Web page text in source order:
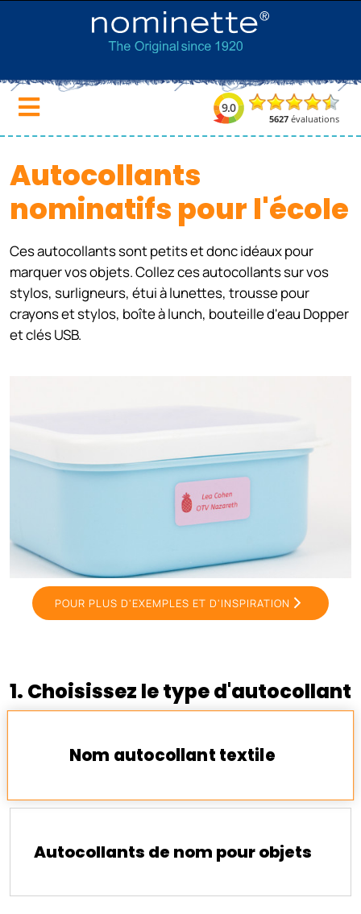
Autocollants
nominatifs pour l'école
Ces autocollants sont petits et donc idéaux pour
marquer vos objets. Collez ces autocollants sur vos
stylos, surligneurs, étui à lunettes, trousse pour
crayons et stylos, boîte à lunch, bouteille d'eau Dopper
et clés USB.
POUR PLUS D'EXEMPLES ET D'INSPIRATION
1. Choisissez le type d'autocollant
Nom autocollant textile
Autocollants de nom pour objets